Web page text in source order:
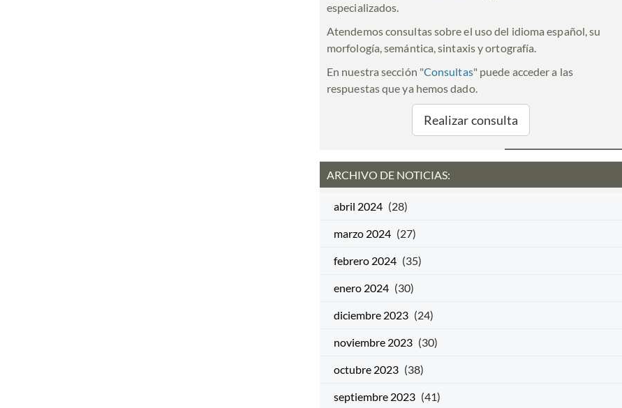
especializados.
Atendemos consultas sobre el uso del idioma español, su
morfología, semántica, sintaxis y ortografía.
En nuestra sección "Consultas" puede acceder a las
respuestas que ya hemos dado.
Realizar consulta
ARCHIVO DE NOTICIAS:
abril 2024 (28)
marzo 2024 (27)
febrero 2024 (35)
enero 2024 (30)
diciembre 2023 (24)
noviembre 2023 (30)
octubre 2023 (38)
septiembre 2023 (41)